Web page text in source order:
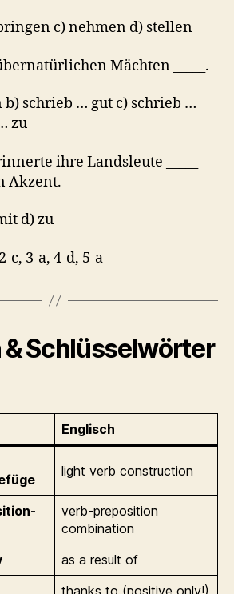
c) nehmen d) stellen
Mächten _____.
b) schrieb … gut c) schrieb …
zu
ihre Landsleute _____
Akzent.
d) zu
c, 3-a, 4-d, 5-a
Schlüsselwörter
Englisch
light verb construction
verb-preposition
combination
as a result of
thanks to (positive only!)